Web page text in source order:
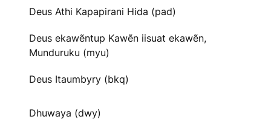
Deus Athi Kapapirani Hida (pad)
Deus ekawẽntup Kawẽn iisuat ekawẽn,
Munduruku (myu)
Deus Itaumbyry (bkq)
Dhuwaya (dwy)